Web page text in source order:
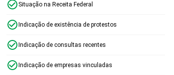
Situação na Receita Federal
Indicação de existência de protestos
Indicação de consultas recentes
Indicação de empresas vinculadas